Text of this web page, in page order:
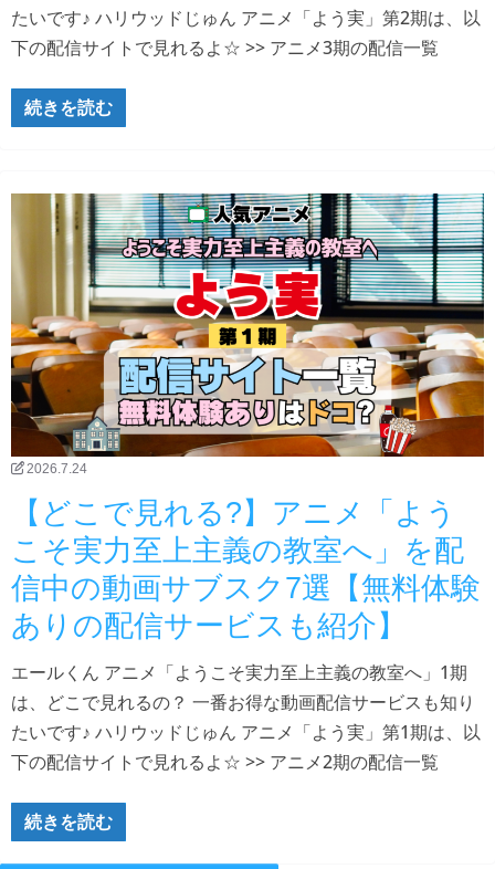
たいです♪ ハリウッドじゅん アニメ「よう実」第2期は、以
下の配信サイトで見れるよ☆ >> アニメ3期の配信一覧
続きを読む
2026.7.24
【どこで見れる?】アニメ「よう
こそ実力至上主義の教室へ」を配
信中の動画サブスク7選【無料体験
ありの配信サービスも紹介】
エールくん アニメ「ようこそ実力至上主義の教室へ」1期
は、どこで見れるの？ 一番お得な動画配信サービスも知り
たいです♪ ハリウッドじゅん アニメ「よう実」第1期は、以
下の配信サイトで見れるよ☆ >> アニメ2期の配信一覧
続きを読む